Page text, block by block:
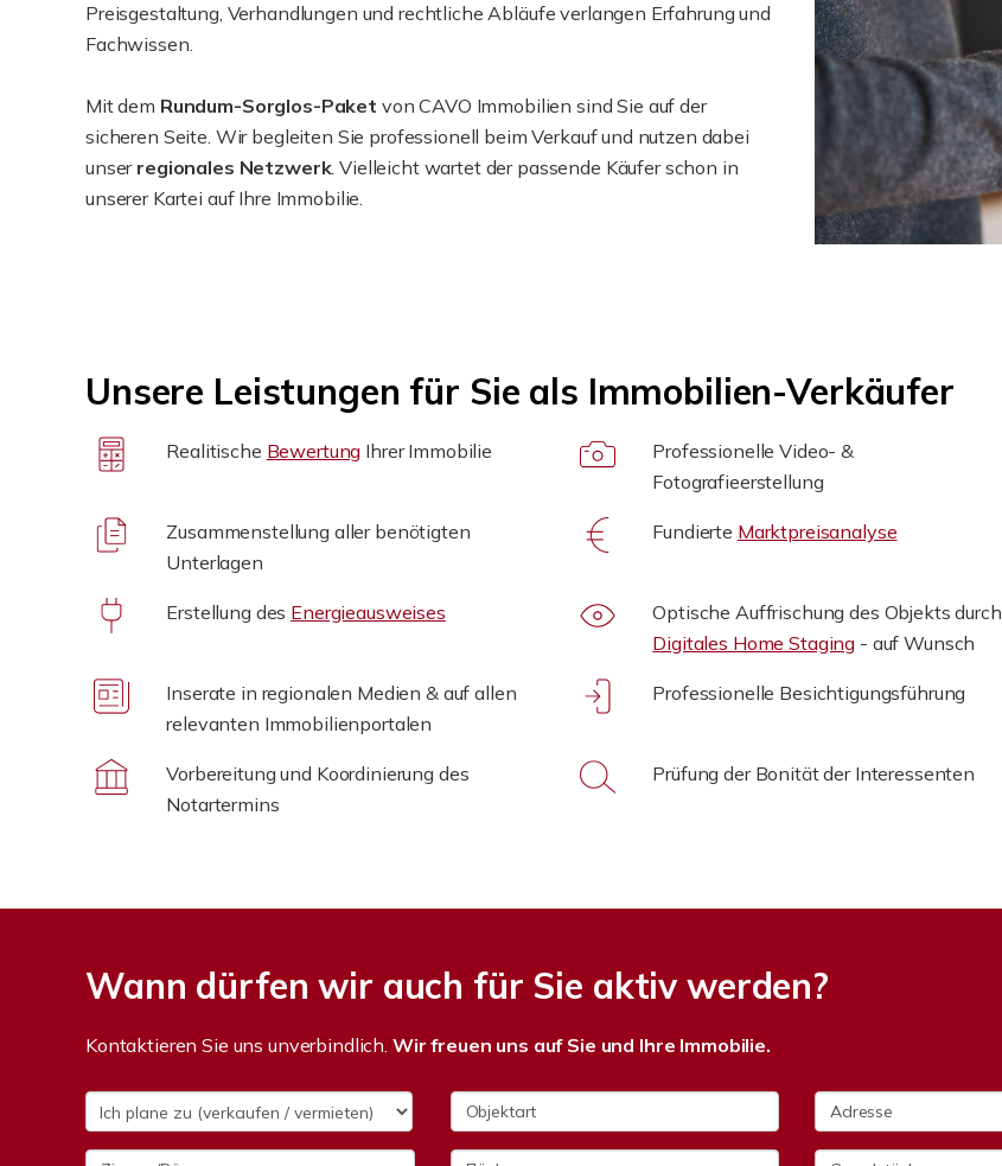
Preisgestaltung, Verhandlungen und rechtliche Abläufe verlangen Erfahrung und
Fachwissen.
Mit dem Rundum-Sorglos-Paket von CAVO Immobilien sind Sie auf der
sicheren Seite. Wir begleiten Sie professionell beim Verkauf und nutzen dabei
unser regionales Netzwerk. Vielleicht wartet der passende Käufer schon in
unserer Kartei auf Ihre Immobilie.​
Unsere Leistungen für Sie als Immobilien-Verkäufer
Realitische Bewertung Ihrer Immobilie
Professionelle Video- &
Fotografieerstellung
Zusammenstellung aller benötigten
Unterlagen
Fundierte Marktpreisanalyse
Erstellung des Energieausweises
Optische Auffrischung des Objekts durch
Digitales Home Staging - auf Wunsch
Inserate in regionalen Medien & auf allen
relevanten Immobilienportalen
Professionelle Besichtigungsführung
Vorbereitung und Koordinierung des
Notartermins
Prüfung der Bonität der Interessenten
Wann dürfen wir auch für Sie aktiv werden?
Kontaktieren Sie uns unverbindlich. Wir freuen uns auf Sie und Ihre Immobilie.